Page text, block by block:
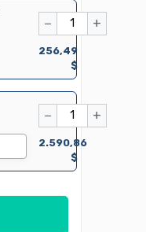
− +
256,49
$
− +
2.590,86
$